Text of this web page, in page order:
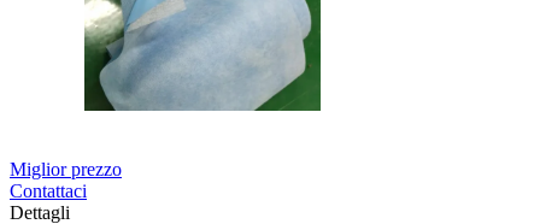
Miglior prezzo
Contattaci
Dettagli